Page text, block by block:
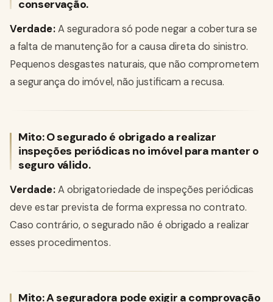
conservação.
Verdade:A seguradora só pode negar a cobertura se
a falta de manutenção for a causa direta do sinistro.
Pequenos desgastes naturais, que não comprometem
a segurança do imóvel, não justificam a recusa.
Mito: O segurado é obrigado a realizar
inspeções periódicas no imóvel para manter o
seguro válido.
Verdade:A obrigatoriedade de inspeções periódicas
deve estar prevista de forma expressa no contrato.
Caso contrário, o segurado não é obrigado a realizar
esses procedimentos.
Mito: A seguradora pode exigir a comprovação